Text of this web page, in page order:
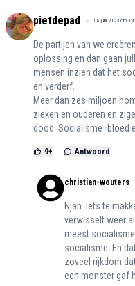
pietdepad 08 juni 2023 om
De partijen van we
oplossing en dan gaan
mensen inzien dat het
en verderf.
Meer dan zes miljoen
zieken en ouderen en
dood. Socialisme=bloed
9+ Antwoord
christian-wouters
Njah. Iets te
verwisselt weer
meest
socialisme. En
zoveel rijkdom
een monster gaf